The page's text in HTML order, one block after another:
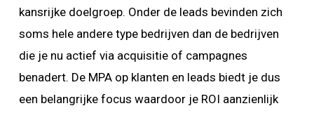
kansrijke doelgroep. Onder de leads bevinden zich
soms hele andere type bedrijven dan de bedrijven
die je nu actief via acquisitie of campagnes
benadert. De MPA op klanten en leads biedt je dus
een belangrijke focus waardoor je ROI aanzienlijk